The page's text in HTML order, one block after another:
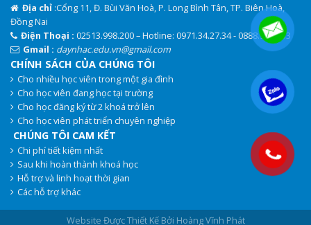
Địa chỉ :Cổng 11, Đ. Bùi Văn Hoà, P. Long Bình Tân, TP. Biên Hoà,
Đồng Nai
Điện Thoại : 02513.998.200 – Hotline: 0971.34.27.34 - 0888.944.333
Gmail : daynhac.edu.vn@gmail.com
CHÍNH SÁCH CỦA CHÚNG TÔI
Cho nhiều học viên trong một gia đình
Cho học viên đang học tại trường
Cho học đăng ký từ 2 khoá trở lên
Cho học viên phát triển chuyên nghiệp
CHÚNG TÔI CAM KẾT
Chi phí tiết kiệm nhất
Sau khi hoàn thành khoá học
Hỗ trợ và linh hoạt thời gian
Các hỗ trợ khác
Website Được Thiết Kế Bởi Hoàng Vĩnh Phát
.
.